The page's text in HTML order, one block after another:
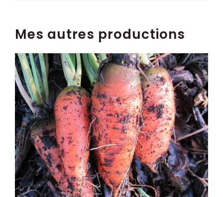
Mes autres productions